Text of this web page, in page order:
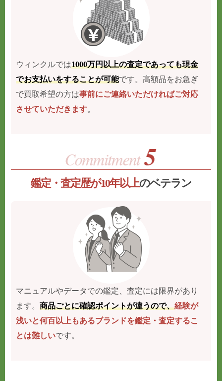
ウィンクルでは1000万円以上の査定であっても現金
でお支払いをすることが可能です。高額品をお急ぎ
で買取希望の方は事前にご連絡いただければご対応
させていただきます。
鑑定・査定歴が10年以上のベテラン
マニュアルやデータでの鑑定、査定には限界があり
ます。商品ごとに確認ポイントが違うので、経験が
浅いと何百以上もあるブランドを鑑定・査定するこ
とは難しいです。